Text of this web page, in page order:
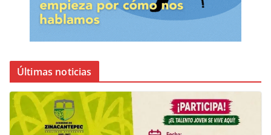
Últimas noticias